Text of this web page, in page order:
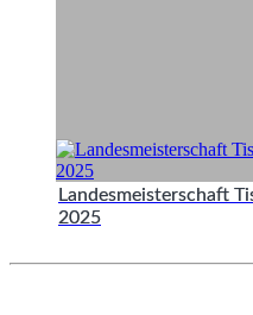
Landesmeisterschaft
2025